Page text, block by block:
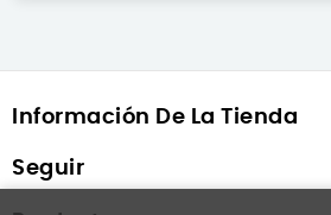
Información De La Tienda
Seguir